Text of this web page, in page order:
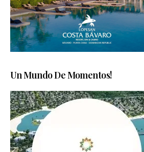
Un Mundo De Momentos!